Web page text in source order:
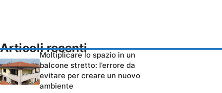
Articoli recenti
Moltiplicare lo spazio in un
balcone stretto: l’errore da
evitare per creare un nuovo
ambiente